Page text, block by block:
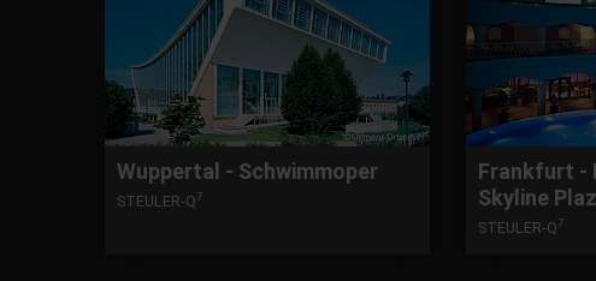
Wuppertal - Schwimmoper
STEULER-Q7
Frankfurt -
Skyline
STEULER-Q7